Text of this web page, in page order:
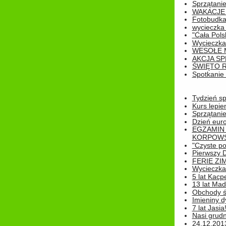
Fotobudka
"Cała
WESOŁE
AKCJA
ŚWIĘTO
Spotkanie
Tydzień
Kurs
Dzień
"Czyste
Pierwszy
FERIE
5 lat
13 lat
Obchody
Imieniny
7 lat Jasia!
Nasi